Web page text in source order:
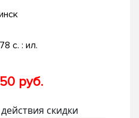
с. : ил.
руб.
скидки